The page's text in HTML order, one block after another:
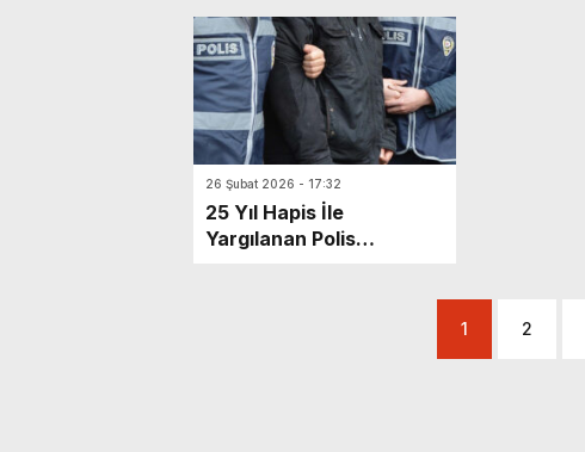
26 Şubat 2026 - 17:32
25 Yıl Hapis İle
Yargılanan Polis
1 2